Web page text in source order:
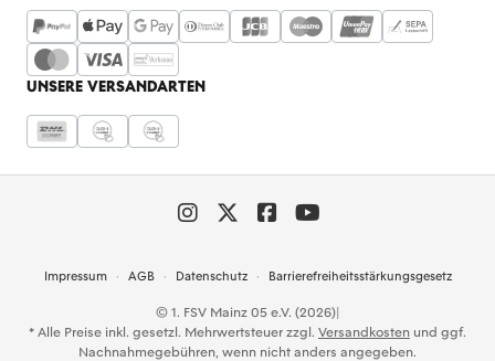
UNSERE VERSANDARTEN
Impressum AGB Datenschutz Barrierefreiheitsstärkungsgesetz
© 1. FSV Mainz 05 e.V. (2026)|
* Alle Preise inkl. gesetzl. Mehrwertsteuer zzgl. Versandkosten und ggf.
Nachnahmegebühren, wenn nicht anders angegeben.